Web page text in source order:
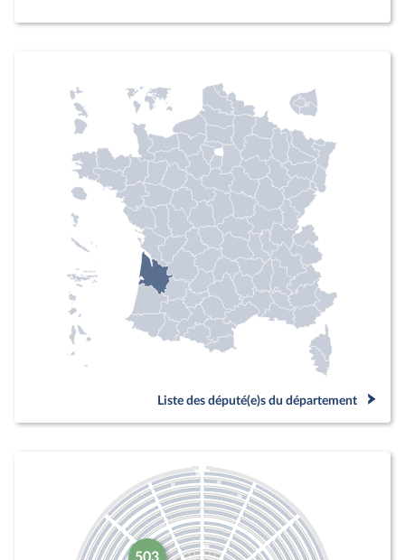
Liste des député(e)s du département